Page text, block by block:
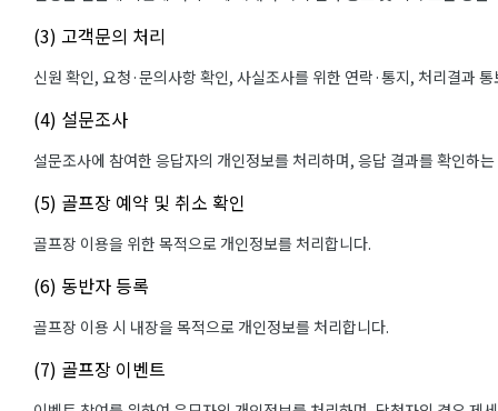
(3) 고객문의 처리
신원 확인, 요청·문의사항 확인, 사실조사를 위한 연락·통지, 처리결과
(4) 설문조사
설문조사에 참여한 응답자의 개인정보를 처리하며, 응답 결과를 확인하
(5) 골프장 예약 및 취소 확인
골프장 이용을 위한 목적으로 개인정보를 처리합니다.
(6) 동반자 등록
골프장 이용 시 내장을 목적으로 개인정보를 처리합니다.
(7) 골프장 이벤트